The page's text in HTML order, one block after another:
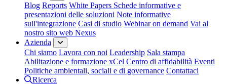
Blog Reports White Papers Schede informative e
presentazioni delle soluzioni Note informative
sull'integrazione Casi di studio Webinar on demand Vai al
nostro sito web Nexus
Azienda
Chi siamo Lavora con noi Leadership Sala stampa
Abilitazione e formazione xCel Centro di affidabilità Eventi
Politiche ambientali, sociali e di governance Contattaci
Ricerca